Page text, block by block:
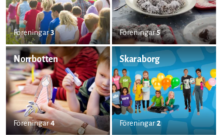
Föreningar3 Föreningar5
Norrbotten
Föreningar4
Skaraborg
Föreningar2